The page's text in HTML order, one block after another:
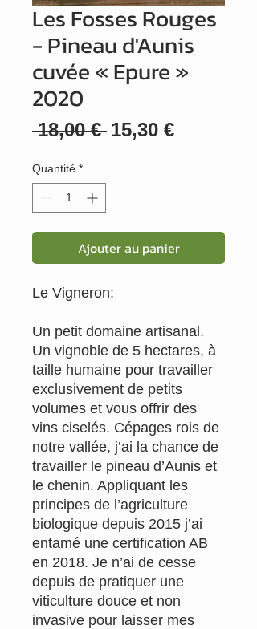
Les Fosses Rouges
- Pineau d'Aunis
cuvée « Epure »
2020
18,00 € Prix
15,30 €Prix
Quantité *
Ajouter au panier
Le Vigneron:
Un petit domaine artisanal.
Un vignoble de 5 hectares, à
taille humaine pour travailler
exclusivement de petits
volumes et vous offrir des
vins ciselés. Cépages rois de
notre vallée, j’ai la chance de
travailler le pineau d’Aunis et
le chenin. Appliquant les
principes de l’agriculture
biologique depuis 2015 j’ai
entamé une certification AB
en 2018. Je n’ai de cesse
depuis de pratiquer une
viticulture douce et non
invasive pour laisser mes